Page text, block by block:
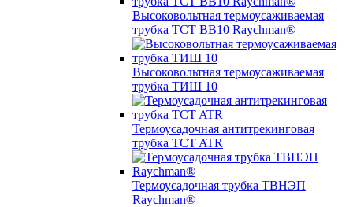
Высоковольтная термоусаживаемая
трубка TCT BB10 Raychman®
Высоковольтная термоусаживаемая
трубка ТИШ 10
Термоусадочная антитрекинговая
трубка TCT ATR
Термоусадочная трубка ТВНЭП
Raychman®